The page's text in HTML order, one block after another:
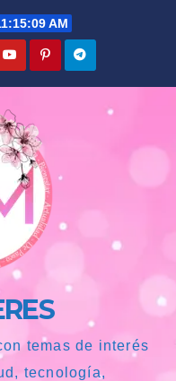
AM
temas de interés
tecnología,